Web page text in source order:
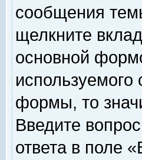
сообщения
щелкните
основной
формы, то
Введите
ответа в поле